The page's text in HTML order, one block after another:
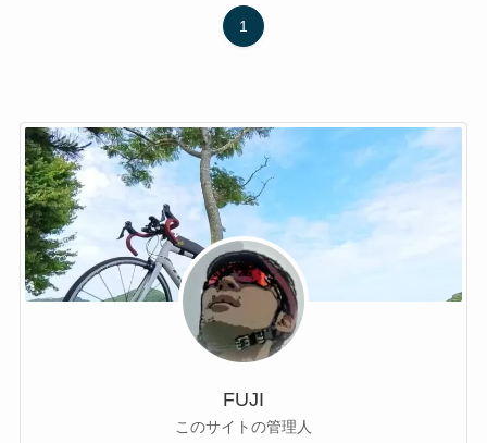
1
FUJI
このサイトの管理人